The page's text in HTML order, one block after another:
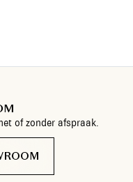
of zonder afspraak.